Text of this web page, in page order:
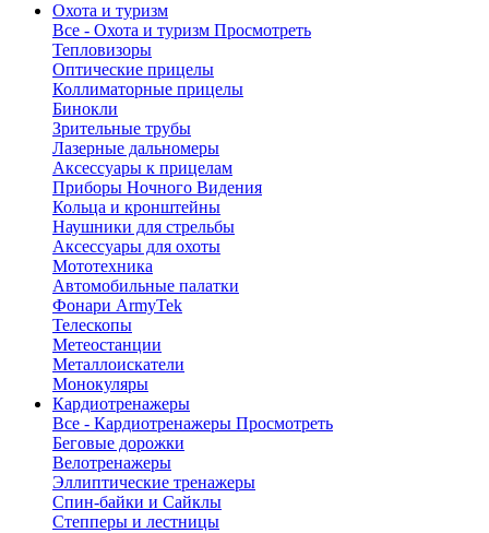
Охота и туризм
Все - Охота и туризм Просмотреть
Тепловизоры
Оптические прицелы
Коллиматорные прицелы
Бинокли
Зрительные трубы
Лазерные дальномеры
Аксессуары к прицелам
Приборы Ночного Видения
Кольца и кронштейны
Наушники для стрельбы
Аксессуары для охоты
Мототехника
Автомобильные палатки
Фонари ArmyTek
Телескопы
Метеостанции
Металлоискатели
Монокуляры
Кардиотренажеры
Все - Кардиотренажеры Просмотреть
Беговые дорожки
Велотренажеры
Эллиптические тренажеры
Спин-байки и Сайклы
Степперы и лестницы